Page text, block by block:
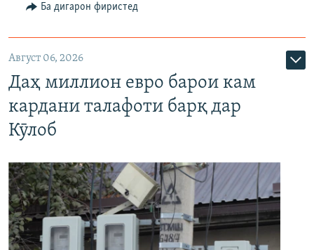
Ба дигарон фиристед
Август 06, 2026
Даҳ миллион евро барои кам
кардани талафоти барқ дар
Кӯлоб